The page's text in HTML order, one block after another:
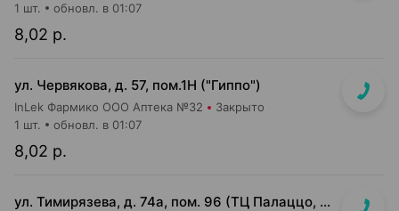
8,02 р.
1 шт. обновл. в 01:07
ул. Червякова, д. 57, пом.1Н ("Гиппо")
InLek Фармико ООО Аптека №32 Закрыто
8,02 р.
1 шт. обновл. в 01:07
ул. Тимирязева, д. 74а, пом. 96 (ТЦ Палаццо, 1 этаж, главный вход)